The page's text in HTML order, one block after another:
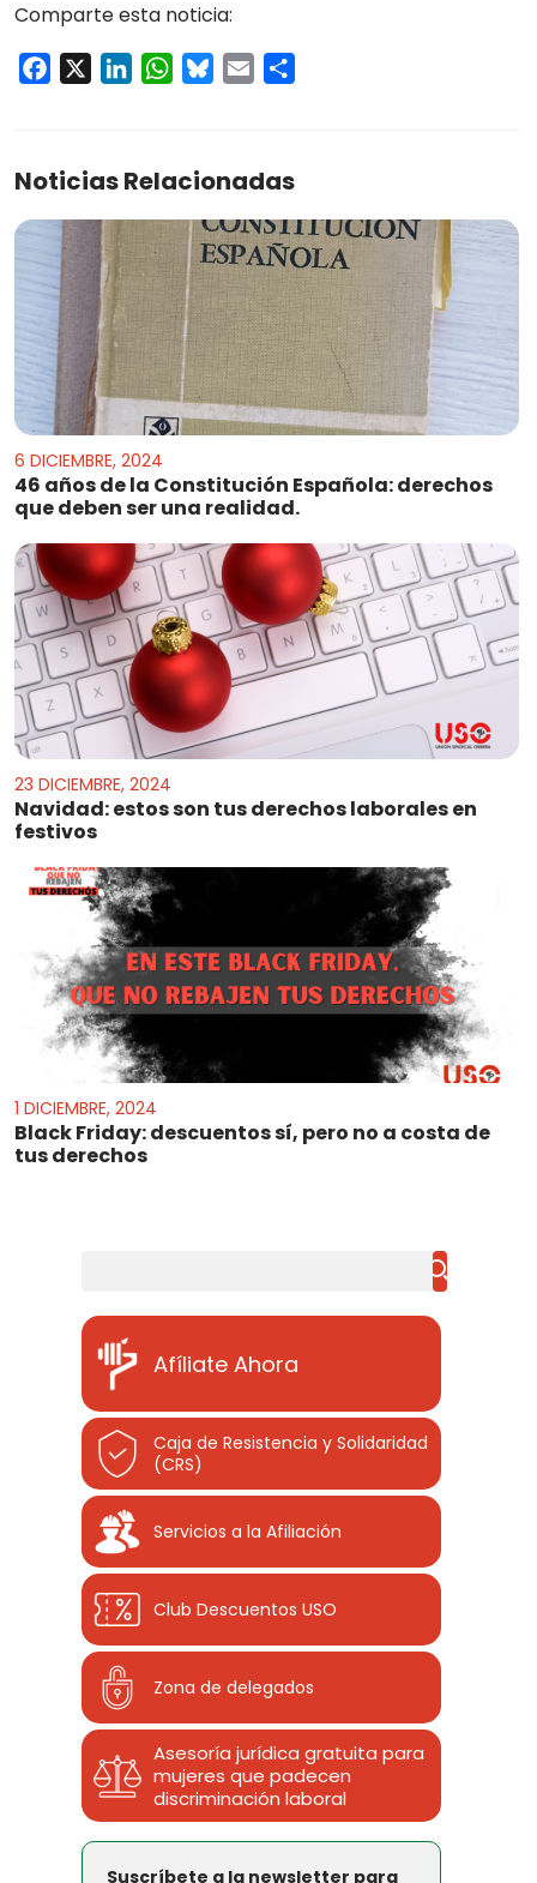
Comparte esta noticia:
Facebook LinkedInWhatsApp
Bluesky
Email
Noticias Relacionadas
6 DICIEMBRE, 2024
46 años de la Constitución Española: derechos
que deben ser una realidad.
23 DICIEMBRE, 2024
Navidad: estos son tus derechos laborales en
festivos
1 DICIEMBRE, 2024
Black Friday: descuentos sí, pero no a costa de
tus derechos
Afíliate Ahora
Caja de Resistencia y Solidaridad
(CRS)
Servicios a la Afiliación
Club Descuentos USO
Zona de delegados
Asesoría jurídica gratuita para
mujeres que padecen
discriminación laboral
Suscríbete a la newsletter para